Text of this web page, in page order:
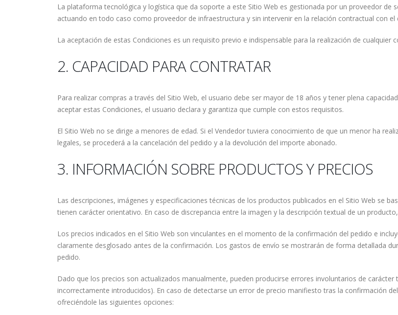
La plataforma tecnológica y logística que da soporte a este Sitio Web es gestionada por un proveedor de
actuando en todo caso como proveedor de infraestructura y sin intervenir en la relación contractual con el
La aceptación de estas Condiciones es un requisito previo e indispensable para la realización de cualquier
2. CAPACIDAD PARA CONTRATAR
Para realizar compras a través del Sitio Web, el usuario debe ser mayor de 18 años y tener plena
aceptar estas Condiciones, el usuario declara y garantiza que cumple con estos requisitos.
El Sitio Web no se dirige a menores de edad. Si el Vendedor tuviera conocimiento de que un menor ha
legales, se procederá a la cancelación del pedido y a la devolución del importe abonado.
3. INFORMACIÓN SOBRE PRODUCTOS Y PRECIOS
Las descripciones, imágenes y especificaciones técnicas de los productos publicados en el Sitio Web se
tienen carácter orientativo. En caso de discrepancia entre la imagen y la descripción textual de un
Los precios indicados en el Sitio Web son vinculantes en el momento de la confirmación del pedido e
claramente desglosado antes de la confirmación. Los gastos de envío se mostrarán de forma detallada
pedido.
Dado que los precios son actualizados manualmente, pueden producirse errores involuntarios de
incorrectamente introducidos). En caso de detectarse un error de precio manifiesto tras la confirmación
ofreciéndole las siguientes opciones: